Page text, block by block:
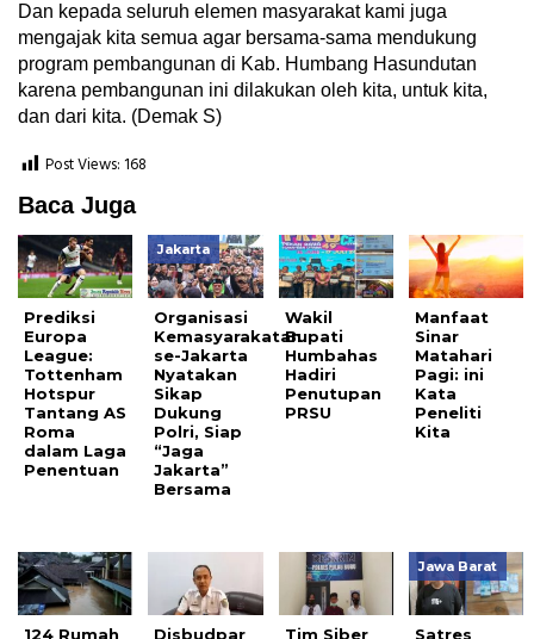
Dan kepada seluruh elemen masyarakat kami juga
mengajak kita semua agar bersama-sama mendukung
program pembangunan di Kab. Humbang Hasundutan
karena pembangunan ini dilakukan oleh kita, untuk kita,
dan dari kita. (Demak S)
Post Views: 168
Baca Juga
Prediksi
Europa
League:
Tottenham
Hotspur
Tantang AS
Roma
dalam Laga
Penentuan
Jakarta
Organisasi
Kemasyarakatan
se-Jakarta
Nyatakan
Sikap
Dukung
Polri, Siap
“Jaga
Jakarta”
Bersama
Wakil
Bupati
Humbahas
Hadiri
Penutupan
PRSU
Manfaat
Sinar
Matahari
Pagi: ini
Kata
Peneliti
Kita
124 Rumah
Disbudpar
Tim Siber
Jawa Barat
Satres